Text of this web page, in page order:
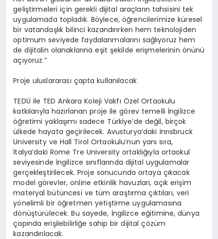
geliştirmeleri için gerekli dijital araçların tahsisini tek
uygulamada topladık. Böylece, öğrencilerimize küresel
bir vatandaşlık bilinci kazandırırken hem teknolojiden
optimum seviyede faydalanmalarını sağlıyoruz hem
de dijitalin olanaklarına eşit şekilde erişmelerinin önünü
açıyoruz.”
Proje uluslararası çapta kullanılacak
TEDÜ ile TED Ankara Koleji Vakfı Özel Ortaokulu
katkılarıyla hazırlanan proje ile görev temelli İngilizce
öğretimi yaklaşımı sadece Türkiye’de değil, birçok
ülkede hayata geçirilecek. Avusturya’daki Innsbruck
University ve Hall Tirol Ortaokulu’nun yanı sıra,
İtalya’daki Rome Tre University ortaklığıyla ortaokul
seviyesinde İngilizce sınıflarında dijital uygulamalar
gerçekleştirilecek. Proje sonucunda ortaya çıkacak
model görevler, online etkinlik havuzları, açık erişim
materyal bütüncesi ve tüm araştırma çıktıları, veri
yönelimli bir öğretmen yetiştirme uygulamasına
dönüştürülecek. Bu sayede, İngilizce eğitimine, dünya
çapında erişilebilirliğe sahip bir dijital çözüm
kazandırılacak.